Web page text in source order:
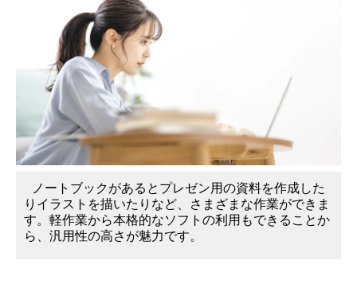
ノートブックがあるとプレゼン用の資料を作成した
りイラストを描いたりなど、さまざまな作業ができま
す。軽作業から本格的なソフトの利用もできることか
ら、汎用性の高さが魅力です。